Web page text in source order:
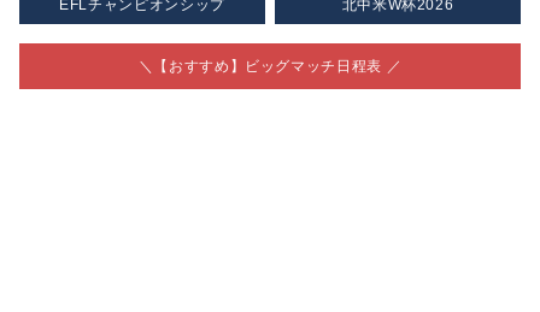
EFLチャンピオンシップ 北中米W杯2026
＼【おすすめ】ビッグマッチ日程表 ／